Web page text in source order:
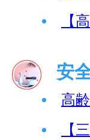
【
安
高
【